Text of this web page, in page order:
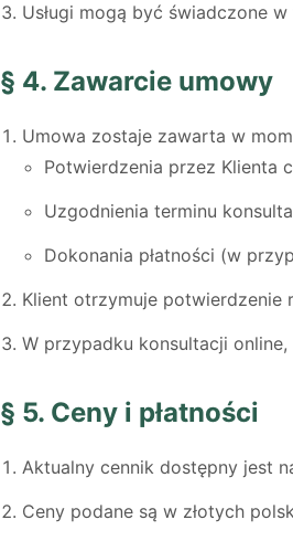
Usługi mogą być świadczone
§ 4. Zawarcie umowy
Umowa zostaje zawarta w
Potwierdzenia przez Klienta
Uzgodnienia terminu
Dokonania płatności (w
Klient otrzymuje potwierdzenie
W przypadku konsultacji
§ 5. Ceny i płatności
Aktualny cennik dostępny jest
Ceny podane są w złotych